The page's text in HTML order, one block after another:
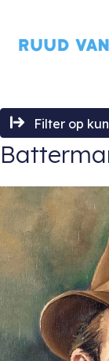
Filter op